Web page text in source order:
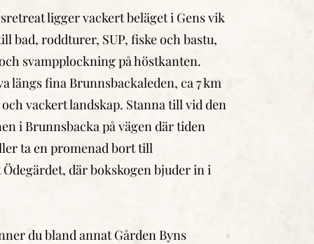
ligger vackert beläget i Gens vik
bad, roddturer, SUP, fiske och bastu,
svampplockning på höstkanten.
längs fina Brunnsbackaleden, ca 7 km
vackert landskap. Stanna till vid den
i Brunnsbacka på vägen där tiden
ta en promenad bort till
där bokskogen bjuder in i
du bland annat Gården Byns